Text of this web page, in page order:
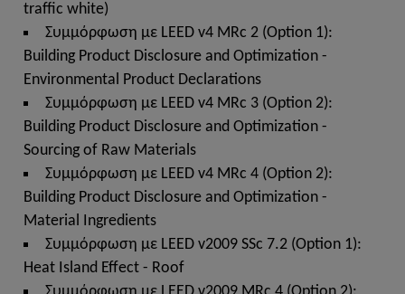
traffic white)
Συμμόρφωση με LEED v4 MRc 2 (Option 1):
Building Product Disclosure and Optimization -
Environmental Product Declarations
Συμμόρφωση με LEED v4 MRc 3 (Option 2):
Building Product Disclosure and Optimization -
Sourcing of Raw Materials
Συμμόρφωση με LEED v4 MRc 4 (Option 2):
Building Product Disclosure and Optimization -
Material Ingredients
Συμμόρφωση με LEED v2009 SSc 7.2 (Option 1):
Heat Island Effect - Roof